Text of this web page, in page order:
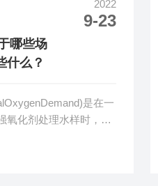
2022
9-23
哪些场
什么？
是在一
氧化剂处理水样时，所
是检测工业废水、生活